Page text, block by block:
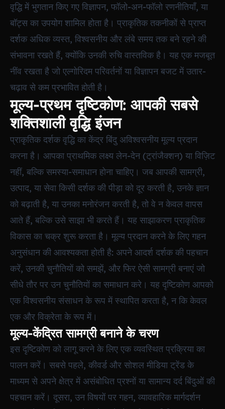
वृद्धि में भुगतान किए गए विज्ञापन, फॉलो-अन-फॉलो रणनीतियाँ, या
बॉट्स का उपयोग शामिल होता है। प्राकृतिक तकनीकों से प्राप्त
दर्शक अधिक व्यस्त, विश्वसनीय और लंबे समय तक बने रहने की
संभावना रखते हैं, क्योंकि उनकी रुचि वास्तविक है। यह एक मजबूत
नींव रखता है जो एल्गोरिदम परिवर्तनों या विज्ञापन बजट में उतार-
चढ़ाव से कम प्रभावित होती है।
मूल्य-प्रथम दृष्टिकोण: आपकी सबसे
शक्तिशाली वृद्धि इंजन
प्राकृतिक दर्शक वृद्धि का केंद्र बिंदु अविश्वसनीय मूल्य प्रदान
करना है। आपका प्राथमिक लक्ष्य लेन-देन (ट्रांजैक्शन) या विज़िट
नहीं, बल्कि समस्या-समाधान होना चाहिए। जब आपकी सामग्री,
उत्पाद, या सेवा किसी दर्शक की पीड़ा को दूर करती है, उनके ज्ञान
को बढ़ाती है, या उनका मनोरंजन करती है, तो वे न केवल वापस
आते हैं, बल्कि उसे साझा भी करते हैं। यह साझाकरण प्राकृतिक
विकास का चक्र शुरू करता है। मूल्य प्रदान करने के लिए गहन
अनुसंधान की आवश्यकता होती है: अपने आदर्श दर्शक की पहचान
करें, उनकी चुनौतियों को समझें, और फिर ऐसी सामग्री बनाएं जो
सीधे तौर पर उन चुनौतियों का समाधान करे। यह दृष्टिकोण आपको
एक विश्वसनीय संसाधन के रूप में स्थापित करता है, न कि केवल
एक और विक्रेता के रूप में।
मूल्य-केंद्रित सामग्री बनाने के चरण
इस दृष्टिकोण को लागू करने के लिए एक व्यवस्थित प्रक्रिया का
पालन करें। सबसे पहले, कीवर्ड और सोशल मीडिया ट्रेंड के
माध्यम से अपने क्षेत्र में असंबोधित प्रश्नों या सामान्य दर्द बिंदुओं की
पहचान करें। दूसरा, उन विषयों पर गहन, व्यावहारिक मार्गदर्शन